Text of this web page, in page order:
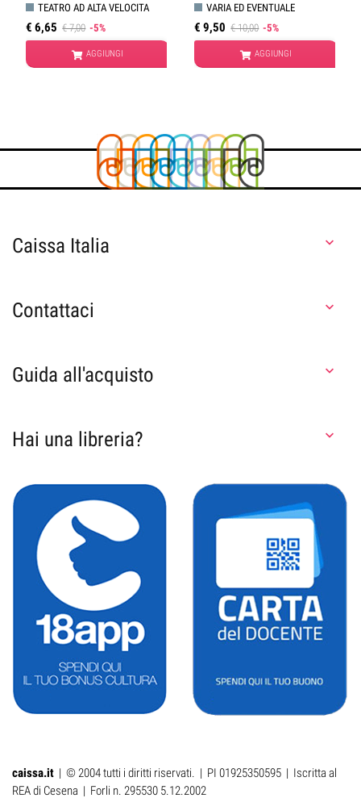
TEATRO AD ALTA VELOCITA
€ 6,65 € 7,00 -5%
AGGIUNGI
VARIA ED EVENTUALE
€ 9,50 € 10,00 -5%
AGGIUNGI
Caissa Italia 
Contattaci 
Guida all'acquisto 
Hai una libreria? 
caissa.it | © 2004 tutti i diritti riservati. | PI 01925350595 | Iscritta al
REA di Cesena | Forli n. 295530 5.12.2002